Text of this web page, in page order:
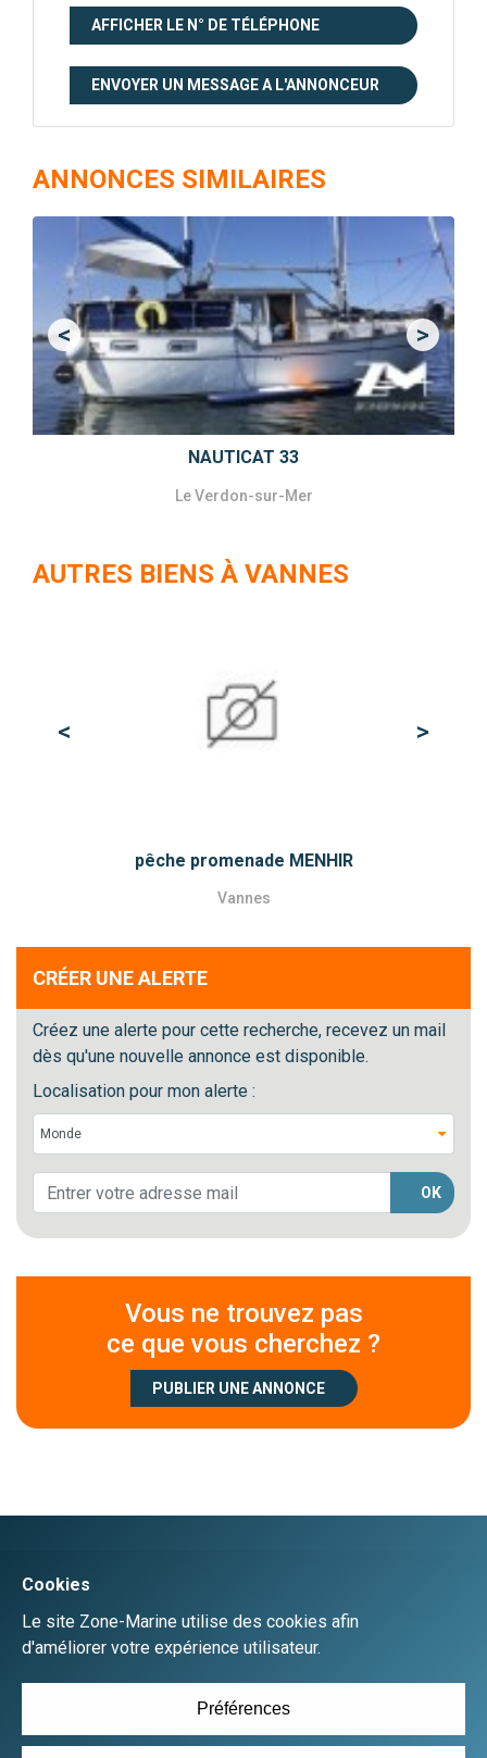
AFFICHER LE N° DE TÉLÉPHONE
ENVOYER UN MESSAGE A L'ANNONCEUR
ANNONCES SIMILAIRES
NAUTICAT 33
Le Verdon-sur-Mer
<Previous >Next
AUTRES BIENS À VANNES
pêche promenade MENHIR
Vannes
<Previous >Next
CRÉER UNE ALERTE
Créez une alerte pour cette recherche, recevez un mail
dès qu'une nouvelle annonce est disponible.
Localisation pour mon alerte :
OK
Vous ne trouvez pas
ce que vous cherchez ?
PUBLIER UNE ANNONCE
Créer un compte
Se connecter
Déposer une annonce gratuitement